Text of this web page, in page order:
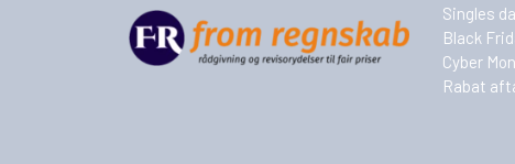
Singles
Black
Cyber
Rabat